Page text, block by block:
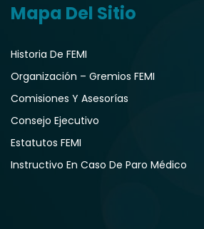
Mapa Del Sitio
Historia De FEMI
Organización – Gremios FEMI
Comisiones Y Asesorías
Consejo Ejecutivo
Estatutos FEMI
Instructivo En Caso De Paro Médico